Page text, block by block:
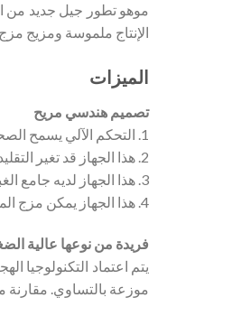
موهو تطور جيل جديد من
الإنتاج ملموسة ومزيج مزج
الميزات
تصميم هندسي مريح
1. التحكم الآلي يسمح الصحافة زر واحد لاستكمال الإنتاج كله. في العملية برمتها، هناك حاجة إلى عامل واحد فقط.
2. هذا الجهاز قد تغير التقليدية تغذية– تغذية وضع الأسلوب. المشغل يقف في الطابق الأرضي لإكمال مهمة التغذية بأمان وسهولة.
3. هذا الجهاز لديه جامع الغبار، مما يؤدي إلى بيئة أنظف ويحمي صحة العمال.
4. هذا الجهاز يمكن مزج المواد المضافة الكربوكسيل القائمة، الخلط القائم على النفثالين، أو غيرها من مساحيق والسوائل.
فريدة من نوعها عالية
يتم اعتماد
موزعة بالتساوي. مقارنة